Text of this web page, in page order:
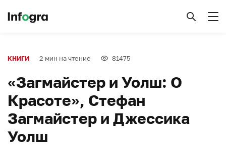
КНИГИ 2 мин на чтение 81475
«Загмайстер и Уолш: О
Красоте», Стефан
Загмайстер и Джессика
Уолш